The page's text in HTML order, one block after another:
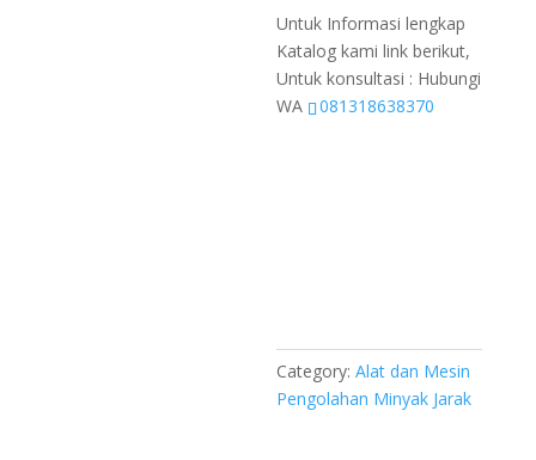
Untuk Informasi lengkap
Katalog kami link berikut,
Untuk konsultasi : Hubungi
WA
081318638370
Category:Alat dan Mesin
Pengolahan Minyak Jarak